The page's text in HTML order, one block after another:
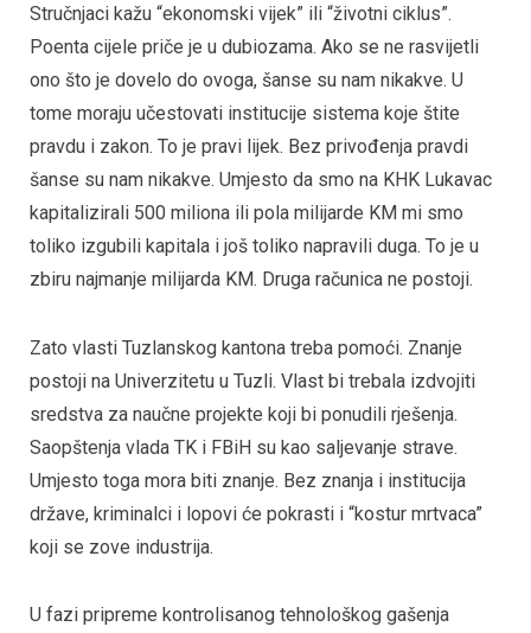
Stručnjaci kažu “ekonomski vijek” ili “životni ciklus”.
Poenta cijele priče je u dubiozama. Ako se ne rasvijetli
ono što je dovelo do ovoga, šanse su nam nikakve. U
tome moraju učestovati institucije sistema koje štite
pravdu i zakon. To je pravi lijek. Bez privođenja pravdi
šanse su nam nikakve. Umjesto da smo na KHK Lukavac
kapitalizirali 500 miliona ili pola milijarde KM mi smo
toliko izgubili kapitala i još toliko napravili duga. To je u
zbiru najmanje milijarda KM. Druga računica ne postoji.
Zato vlasti Tuzlanskog kantona treba pomoći. Znanje
postoji na Univerzitetu u Tuzli. Vlast bi trebala izdvojiti
sredstva za naučne projekte koji bi ponudili rješenja.
Saopštenja vlada TK i FBiH su kao saljevanje strave.
Umjesto toga mora biti znanje. Bez znanja i institucija
države, kriminalci i lopovi će pokrasti i “kostur mrtvaca”
koji se zove industrija.
U fazi pripreme kontrolisanog tehnološkog gašenja